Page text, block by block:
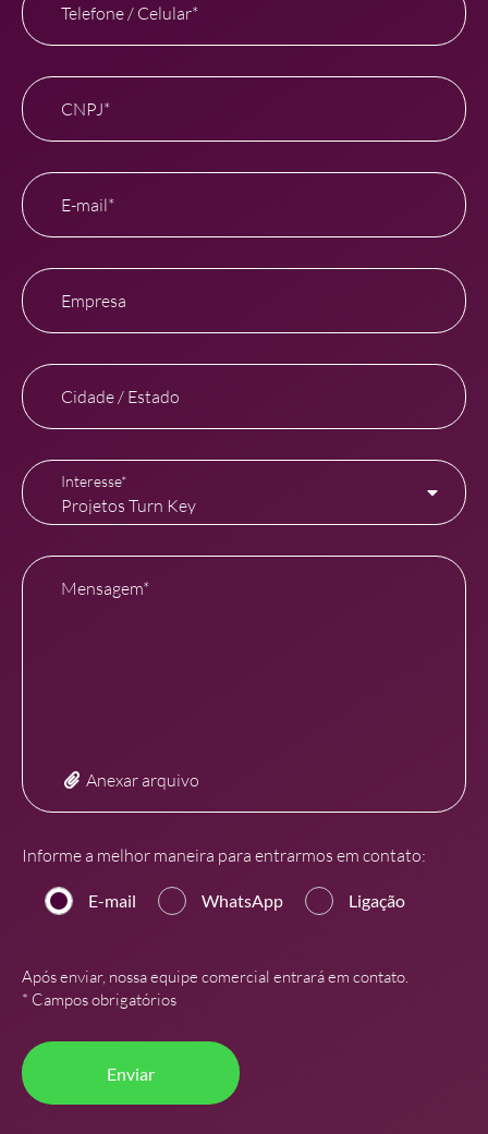
Telefone / Celular*
CNPJ*
E-mail*
Empresa
Cidade / Estado
Interesse*
Mensagem*
Anexar arquivo
Informe a melhor maneira para entrarmos em contato:
E-mail WhatsApp Ligação
Após enviar, nossa equipe comercial entrará em contato.
* Campos obrigatórios